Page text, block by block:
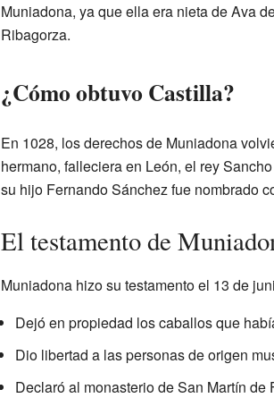
Muniadona, ya que ella era nieta de Ava
Ribagorza.
¿Cómo obtuvo Castilla?
En 1028, los derechos de Muniadona
hermano, falleciera en León, el rey
su hijo Fernando Sánchez fue nombrado
El testamento de
Muniadona hizo su testamento el 13 de
Dejó en propiedad los caballos que
Dio libertad a las personas de origen
Declaró al monasterio de San Martín